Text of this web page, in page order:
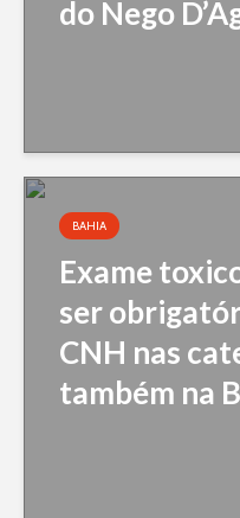
do Nego
BAHIA
Exame
ser
CNH nas
também na